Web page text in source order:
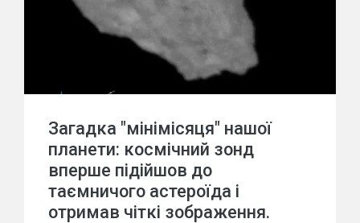
Загадка "мінімісяця" нашої
планети: космічний зонд
вперше підійшов до
таємничого астероїда і
отримав чіткі зображення.